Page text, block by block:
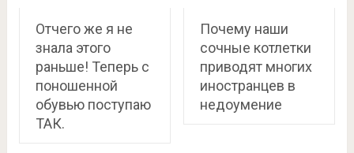
Отчего же я не
знала этого
раньше! Теперь с
поношенной
обувью поступаю
ТАК.
Почему наши
сочные котлетки
приводят многих
иностранцев в
недоумение